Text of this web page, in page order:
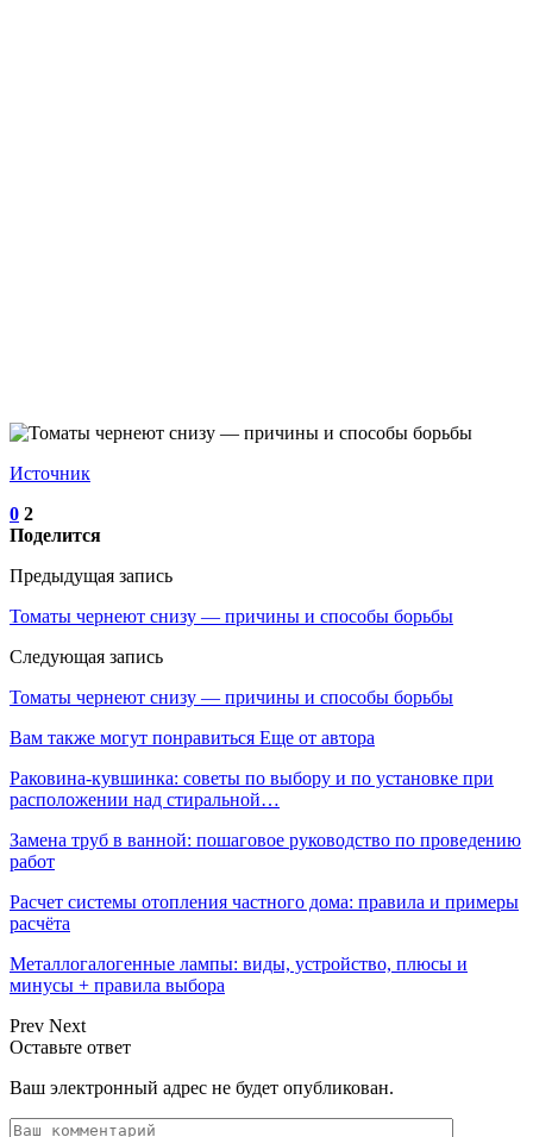
Источник
0 2
Поделится
Предыдущая запись
Томаты чернеют снизу — причины и способы борьбы
Следующая запись
Томаты чернеют снизу — причины и способы борьбы
Вам также могут понравиться Еще от автора
Раковина-кувшинка: советы по выбору и по установке при
расположении над стиральной…
Замена труб в ванной: пошаговое руководство по проведению
работ
Расчет системы отопления частного дома: правила и примеры
расчёта
Металлогалогенные лампы: виды, устройство, плюсы и
минусы + правила выбора
Prev Next
Оставьте ответ
Ваш электронный адрес не будет опубликован.